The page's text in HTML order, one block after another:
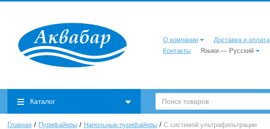
О компании Доставка и оплата
Контакты
Языки — Русский
Каталог
Главная Пурифайеры Напольные пурифайеры С системой ультрафильтрации